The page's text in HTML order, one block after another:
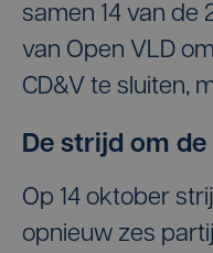
samen 14 van de
van Open VLD
CD&V te sluiten,
De strijd om
Op 14 oktober
opnieuw zes